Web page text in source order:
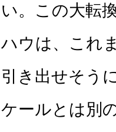
。この大転
ウは、これ
き出せそう
ールとは別